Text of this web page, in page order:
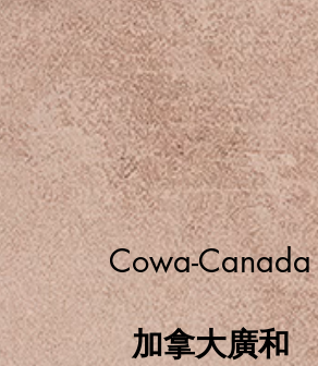
Cowa-Canada
加拿大廣和